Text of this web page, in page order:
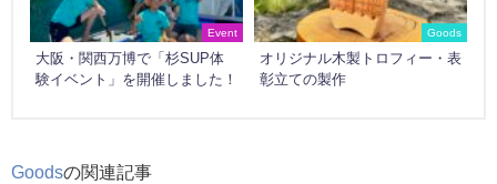
Event
大阪・関西万博で「杉SUP体
験イベント」を開催しました！
Goods
オリジナル木製トロフィー・表
彰立ての製作
Goodsの関連記事